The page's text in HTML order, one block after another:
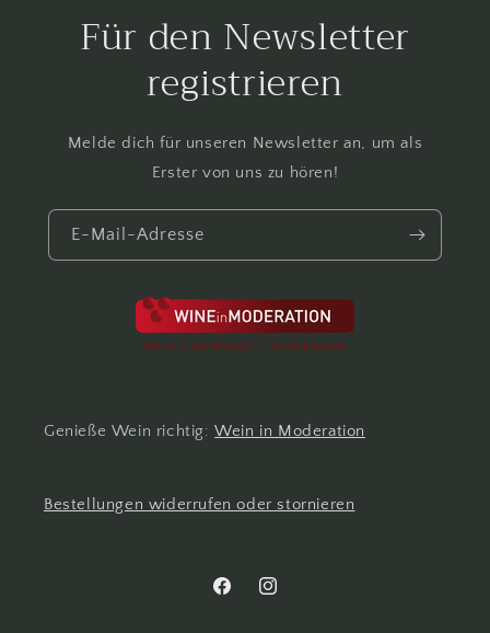
Für den Newsletter
registrieren
Melde dich für unseren Newsletter an, um als
Erster von uns zu hören!
E-Mail-Adresse
Genieße Wein richtig:Wein in Moderation
Bestellungen widerrufen oder stornieren
FacebookInstagram